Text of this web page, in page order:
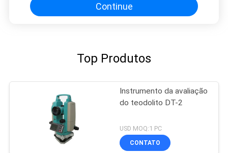
Continue
Top Produtos
Instrumento da avaliação
do teodolito DT-2
USD MOQ:1 PC
CONTATO